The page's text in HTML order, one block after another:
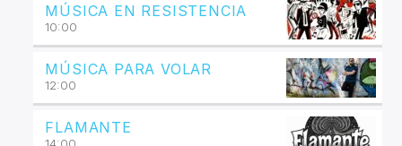
MÚSICA EN RESISTENCIA
10:00
MÚSICA PARA VOLAR
12:00
FLAMANTE
14:00